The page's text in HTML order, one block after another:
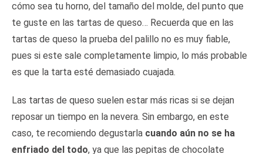
cómo sea tu horno, del tamaño del molde, del punto que
te guste en las tartas de queso… Recuerda que en las
tartas de queso la prueba del palillo no es muy fiable,
pues si este sale completamente limpio, lo más probable
es que la tarta esté demasiado cuajada.
Las tartas de queso suelen estar más ricas si se dejan
reposar un tiempo en la nevera. Sin embargo, en este
caso, te recomiendo degustarla cuando aún no se ha
enfriado del todo, ya que las pepitas de chocolate